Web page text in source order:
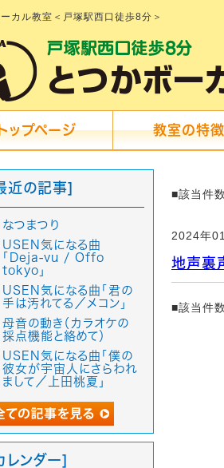
カル教室＜戸塚駅西口徒歩8分＞
ップページ 教室の特徴
■該当件
2024年
地声裏
■該当件
近の記事]
なつまつり
USEN気になる曲
「Deja-vu / Offo
tokyo」
USEN気になる曲「君の
手は汚れてる／メコン」
母音の動き（カラオケの
採点機能と絡めて）
USEN気になる曲「僕の
彼女が宇宙人にさらわれ
まして／上田桃夏」
レンダー]